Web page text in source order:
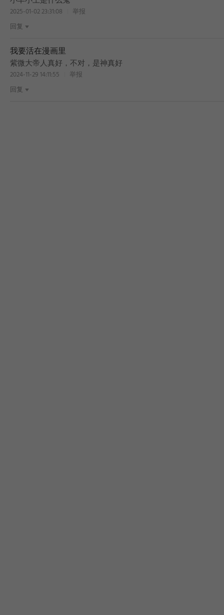
2025-01-02 23:31:08
举报
回复
我要活在漫画里
紫微大帝人真好，不对，是神真好
2024-11-29 14:11:55
举报
回复